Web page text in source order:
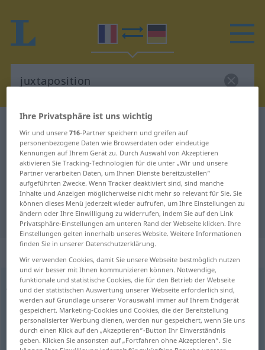
Französisch-Deutsch Übersetzung
für "juxtaposition"
"juxtaposition" Deutsch
Übersetzung
: féminin
juxtapositionf
Übersicht aller Übersetzungen
(Für mehr Details die Übersetzung anklicken/antippen)
Nebeneinanderstellen, Juxtaposition
Ihre Privatsphäre ist uns wichtig
Wir und unsere716-Partner speichern und greifen auf
personenbezogene Daten wie Browserdaten oder eindeutige
Kennungen auf Ihrem Gerät zu. Durch Auswahl von Akzeptieren
aktivieren Sie Tracking-Technologien für die unter „Wir und unsere
Partner verarbeiten Daten, um Ihnen Dienste bereitzustellen“
aufgeführten Zwecke. Wenn Tracker deaktiviert sind, sind manche
Inhalte und Anzeigen möglicherweise nicht mehr so relevant für Sie. Sie
können dieses Menü jederzeit wieder aufrufen, um Ihre Einstellungen zu
ändern oder Ihre Einwilligung zu widerrufen, indem Sie auf den Link
Privatsphäre-Einstellungen am unteren Rand der Webseite klicken. Ihre
Einstellungen gelten innerhalb unseres Website. Weitere Informationen
finden Sie in unserer Datenschutzerklärung.
Wir verwenden Cookies, damit Sie unsere Webseite bestmöglich nutzen
und wir besser mit Ihnen kommunizieren können. Notwendige,
funktionale und statistische Cookies, die für den Betrieb der Webseite
und der statistischen Auswertung unserer Webseite erforderlich sind,
werden auf Grundlage unserer Vorauswahl immer auf Ihrem Endgerät
gespeichert. Marketing-Cookies und Cookies, die der Bereitstellung
personalisierter Werbung dienen, werden nur gespeichert, wenn Sie uns
durch einen Klick auf den „Akzeptieren“-Button Ihr Einverständnis
geben. Klicken Sie ansonsten auf „Fortfahren ohne Akzeptieren“. Sie